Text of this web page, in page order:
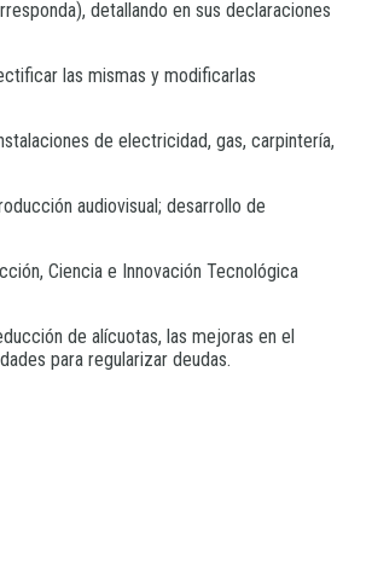
detallando en sus declaraciones
las mismas y modificarlas
de electricidad, gas, carpintería,
audiovisual; desarrollo de
Ciencia e Innovación Tecnológica
de alícuotas, las mejoras en el
para regularizar deudas.